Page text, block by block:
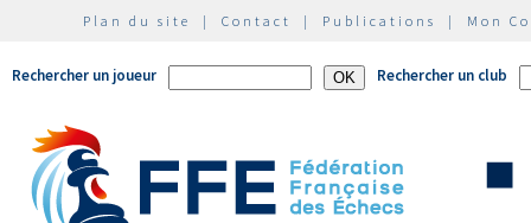
Plan du site | Contact | Publications | Mon
Rechercher un joueur Rechercher un club